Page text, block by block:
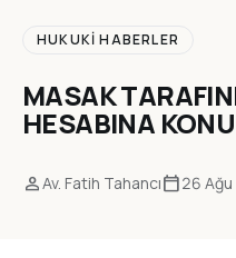
HUKUKI HABERLER
MASAK
HESABINA
personAv. Fatih Tahancıcalendar_today26